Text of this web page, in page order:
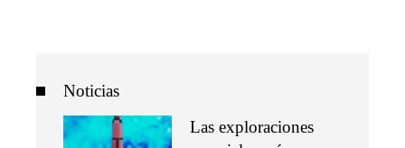
Noticias
Las exploraciones